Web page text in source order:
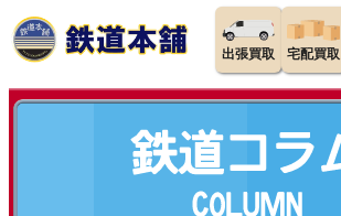
出張買取 宅配買取